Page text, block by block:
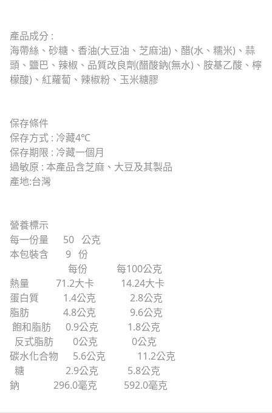
產品成分 :
海帶絲、砂糖、香油(大豆油、芝麻油)、醋(水、糯米)、蒜
頭、鹽巴、辣椒、品質改良劑(醋酸鈉(無水)、胺基乙酸、檸
檬酸)、紅蘿蔔、辣椒粉、玉米糖膠
保存條件
保存方式 : 冷藏4℃
保存期限 : 冷藏一個月
過敏原 : 本產品含芝麻、大豆及其製品
產地:台灣
營養標示
每一份量 50 公克
本包裝含 9 份
每份 每100公克
熱量 71.2大卡 14.24大卡
蛋白質 1.4公克 2.8公克
脂肪 4.8公克 9.6公克
飽和脂肪 0.9公克 1.8公克
反式脂肪 0公克 0公克
碳水化合物 5.6公克 11.2公克
糖 2.9公克 5.8公克
鈉 296.0毫克 592.0毫克